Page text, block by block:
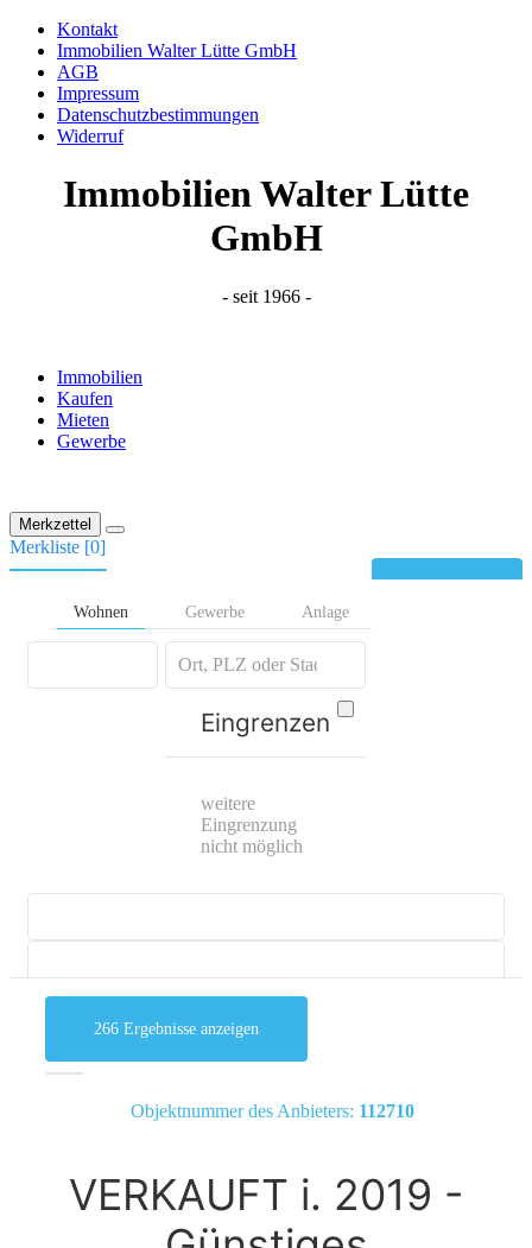
Kontakt
Immobilien Walter Lütte GmbH
AGB
Impressum
Datenschutzbestimmungen
Widerruf
Immobilien Walter Lütte
GmbH
- seit 1966 -
Immobilien
Kaufen
Mieten
Gewerbe
Merkzettel
Merkliste [0]
Wohnen
Gewerbe Anlage
Eingrenzen
weitere
Eingrenzung
nicht möglich
mehr Suchoptionen
266 Ergebnisse anzeigen
Objektnummer des Anbieters: 112710
VERKAUFT i. 2019 -